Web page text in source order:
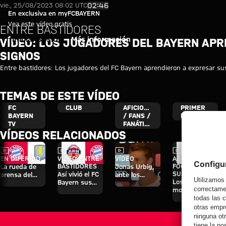
Vídeo: Los jugadores del
Reproducir vídeo
En exclusiva en myFCBAYERN
Vea este vídeo gratis
Iniciar sesión Más información
vie., 25/08/2023 08:02 UTC02:46
ENTRE BASTIDORES
VÍDEO: LOS JUGADORES DEL BAYERN
SIGNOS
Entre bastidores: Los jugadores del FC Bayern aprendieron a expresar
TEMAS DE ESTE VÍDEO
FC
BAYERN
TV
CLUB
AFICIONADOS
/ FANS /
FANÁTICOS
PRIMER
EQUIPO
VÍDEOS RELACIONADOS
Vídeo
EN DIFERIDO
La rueda de
prensa del
Vídeo
VÍDEO ENTRE
BASTIDORES
Así vivió el FC
Bayern sus
Vídeo
VÍDEO
Jonas Urbig,
ante los
medios en
Vídeo
AUDI
FOOTBALL
SUMMIT
Los mejores
momentos del
partido contra